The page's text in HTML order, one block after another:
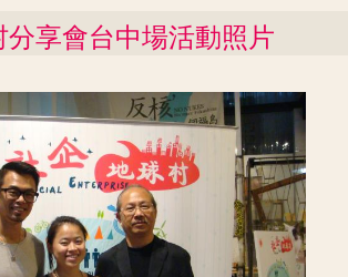
享會台中場活動照片